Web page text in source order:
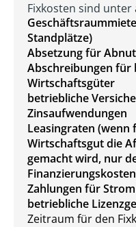
Fixkosten sind unter
Standplätze)
Absetzung für
Abschreibungen für
Wirtschaftsgüter
betriebliche
Zinsaufwendungen
Leasingraten (wenn
Wirtschaftsgut die
gemacht wird, nur
Zahlungen für
betriebliche
Zeitraum für den